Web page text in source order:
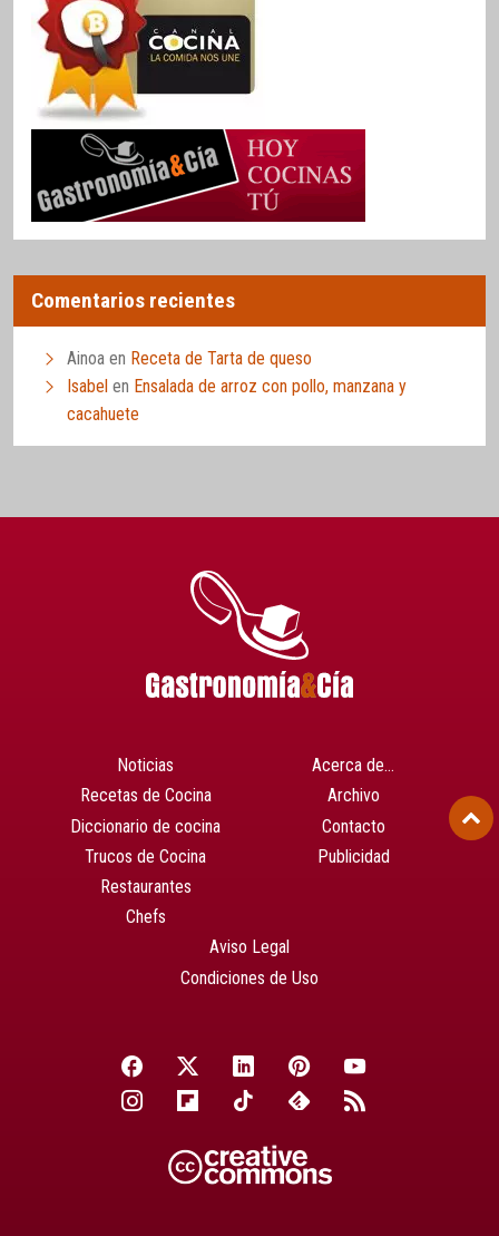
Comentarios recientes
Ainoa en Receta de Tarta de queso
Isabel en Ensalada de arroz con pollo, manzana y
cacahuete
Noticias
Recetas de Cocina
Diccionario de cocina
Trucos de Cocina
Restaurantes
Chefs
Acerca de…
Archivo
Contacto
Publicidad
Aviso Legal
Condiciones de Uso